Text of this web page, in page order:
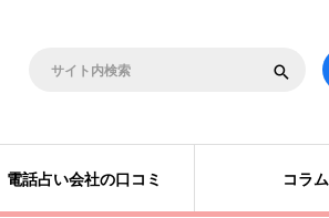
電話占い会社の口コミ コラム